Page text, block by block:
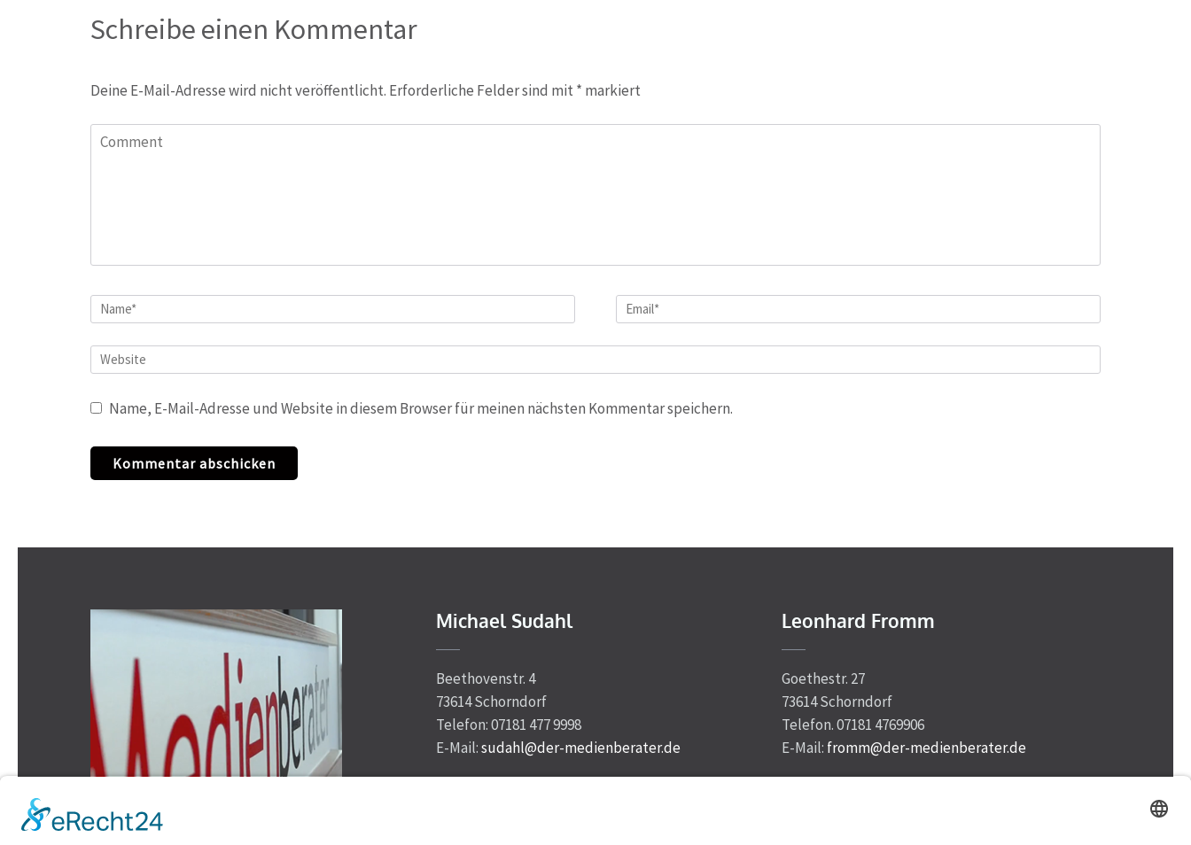
Schreibe einen Kommentar
Deine E-Mail-Adresse wird nicht veröffentlicht. Erforderliche Felder sind mit * markiert
Comment
Name* Email*
Website
Name, E-Mail-Adresse und Website in diesem Browser für meinen nächsten Kommentar speichern.
Michael Sudahl
Beethovenstr. 4
73614 Schorndorf
Telefon: 07181 477 9998
E-Mail:sudahl@der-medienberater.de
Leonhard Fromm
Goethestr. 27
73614 Schorndorf
Telefon. 07181 4769906
E-Mail: fromm@der-medienberater.de